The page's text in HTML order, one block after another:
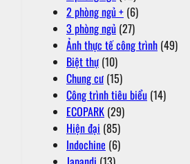
2 phòng ngủ + (6)
3 phòng ngủ (27)
Ảnh thực tế công trình (49)
Biệt thự (10)
Chung cư (15)
Công trình tiêu biểu (14)
ECOPARK (29)
Hiện đại (85)
Indochine (6)